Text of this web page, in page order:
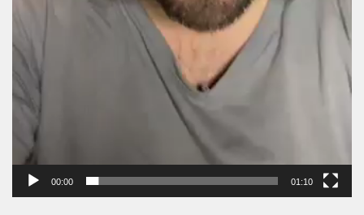
00:00 01:10